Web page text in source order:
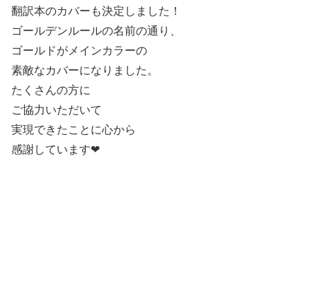
翻訳本のカバーも決定しました！
ゴールデンルールの名前の通り、
ゴールドがメインカラーの
素敵なカバーになりました。
たくさんの方に
ご協力いただいて
実現できたことに心から
感謝しています❤